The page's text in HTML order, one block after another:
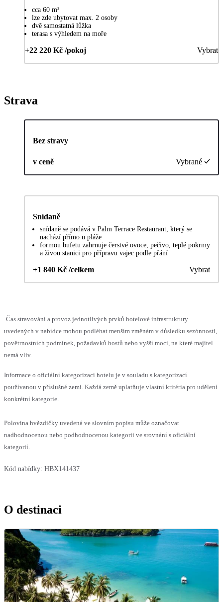
cca 60 m²
lze zde ubytovat max. 2 osoby
dvě samostatná lůžka
terasa s výhledem na moře
+22 220 Kč /pokoj Vybrat
Strava
Bez stravy
v ceně Vybrané
Snídaně
snídaně se podává v Palm Terrace Restaurant, který se
nachází přímo u pláže
formou bufetu zahrnuje čerstvé ovoce, pečivo, teplé pokrmy
a živou stanici pro přípravu vajec podle přání
+1 840 Kč /celkem Vybrat
Čas stravování a provoz jednotlivých prvků hotelové infrastruktury
uvedených v nabídce mohou podléhat menším změnám v důsledku sezónnosti,
povětrnostních podmínek, požadavků hostů nebo vyšší moci, na které majitel
nemá vliv.
Informace o oficiální kategorizaci hotelu je v souladu s kategorizací
používanou v příslušné zemi. Každá země uplatňuje vlastní kritéria pro udělení
konkrétní kategorie.
Polovina hvězdičky uvedená ve slovním popisu může označovat
nadhodnocenou nebo podhodnocenou kategorii ve srovnání s oficiální
kategorií.
Kód nabídky: HBX141437
O destinaci